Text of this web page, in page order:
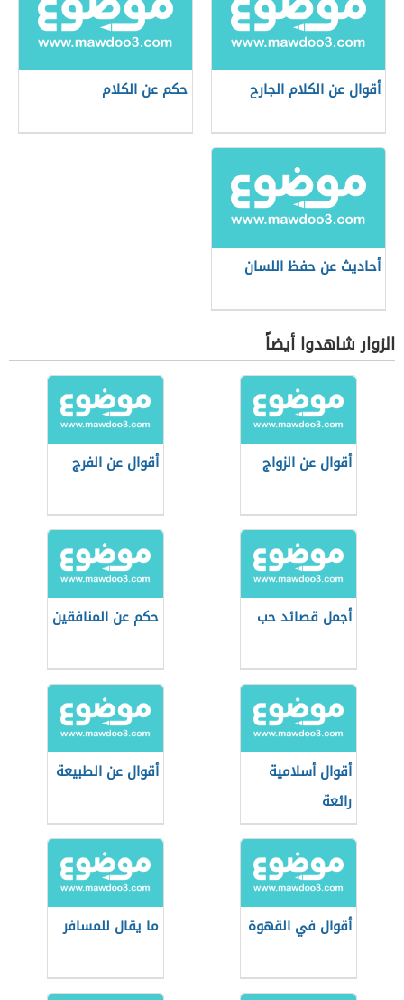
أقوال عن الكلام الجارح حكم عن الكلام
أحاديث عن حفظ اللسان
الزوار شاهدوا أيضاً
أقوال عن الزواج أقوال عن الفرج
أجمل قصائد حب حكم عن المنافقين
أقوال أسلامية
رائعة
أقوال عن الطبيعة
أقوال في القهوة ما يقال للمسافر